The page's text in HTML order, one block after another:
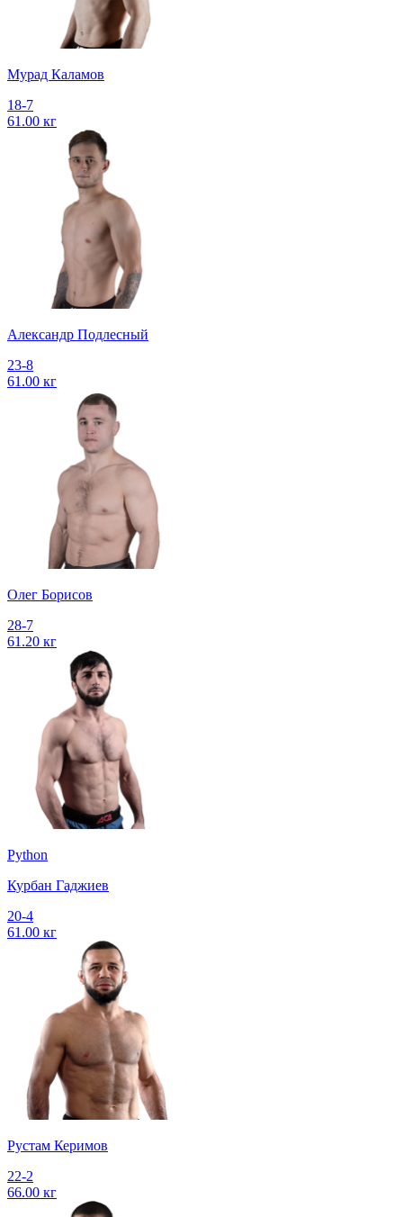
Мурад Каламов
18-7
61.00 кг
Александр Подлесный
23-8
61.00 кг
Олег Борисов
28-7
61.20 кг
Python
Курбан Гаджиев
20-4
61.00 кг
Рустам Керимов
22-2
66.00 кг